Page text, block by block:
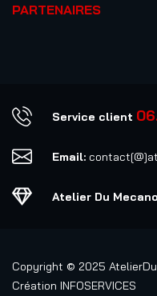
PARTENAIRES
Service client
Email:
Atelier Du Mecano
Copyright © 2025
Création INFOSERVICES